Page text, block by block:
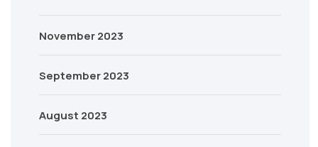
November 2023
September 2023
August 2023